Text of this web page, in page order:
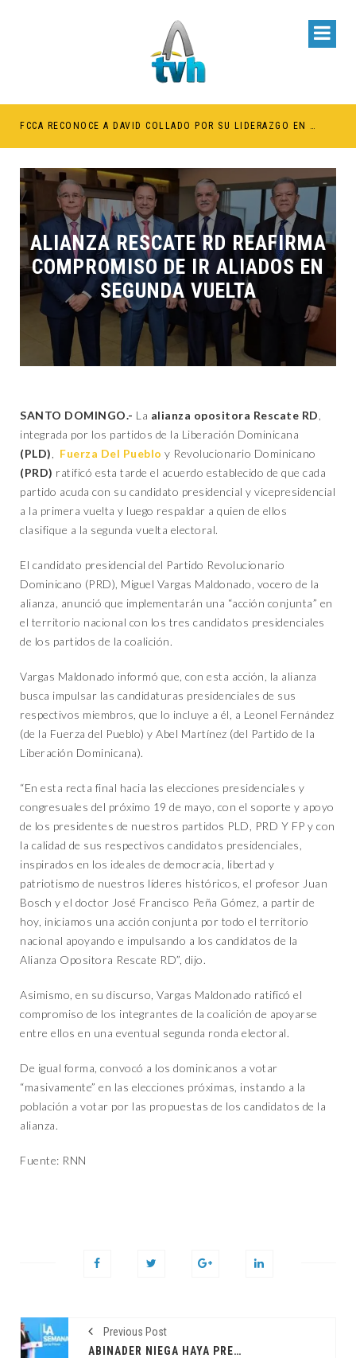
FCCA RECONOCE A DAVID COLLADO POR SU LIDERAZGO EN EL CRECIMIENTO DE LA INDUSTRIA DE CRUCEROS EN RD
ALIANZA RESCATE RD REAFIRMA
COMPROMISO DE IR ALIADOS EN
SEGUNDA VUELTA
SANTO DOMINGO.- La alianza opositora Rescate RD
integrada por los partidos de la Liberación Dominicana
(PLD)
Fuerza Del Pueblo y Revolucionario Dominicano
(PRD) ratificó esta tarde el acuerdo establecido de que cada
partido acuda con su candidato presidencial y vicepresidencial
a la primera vuelta y luego respaldar a quien de ellos
clasifique a la segunda vuelta electoral.
El candidato presidencial del Partido Revolucionario
Dominicano (PRD), Miguel Vargas Maldonado, vocero de la
alianza, anunció que implementarán una “acción conjunta” en
el territorio nacional con los tres candidatos presidenciales
de los partidos de la coalición.
Vargas Maldonado informó que, con esta acción, la alianza
busca impulsar las candidaturas presidenciales de sus
respectivos miembros, que lo incluye a él, a Leonel Fernández
(de la Fuerza del Pueblo) y Abel Martínez (del Partido de la
Liberación Dominicana).
“En esta recta final hacia las elecciones presidenciales y
congresuales del próximo 19 de mayo, con el soporte y apoyo
de los presidentes de nuestros partidos PLD, PRD Y FP y con
la calidad de sus respectivos candidatos presidenciales,
inspirados en los ideales de democracia, libertad y
patriotismo de nuestros líderes históricos, el profesor Juan
Bosch y el doctor José Francisco Peña Gómez, a partir de
hoy, iniciamos una acción conjunta por todo el territorio
nacional apoyando e impulsando a los candidatos de la
Alianza Opositora Rescate RD”, dijo.
Asimismo, en su discurso, Vargas Maldonado ratificó el
compromiso de los integrantes de la coalición de apoyarse
entre ellos en una eventual segunda ronda electoral.
De igual forma, convocó a los dominicanos a votar
“masivamente” en las elecciones próximas, instando a la
población a votar por las propuestas de los candidatos de la
alianza.
Fuente: RNN
Previous Post
ABINADER NIEGA HAYA PRESIÓN DE LA CASA BLANCA PARA ADMITIR REFUGIADOS DE HAITÍ EN RD